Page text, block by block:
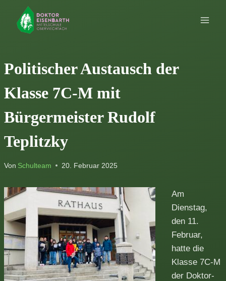
Inhalt
springen
Politischer Austausch der
Klasse 7C-M mit
Bürgermeister Rudolf
Teplitzky
Von Schulteam 20. Februar 2025
Am
Dienstag,
den 11.
Februar,
hatte die
Klasse 7C-M
der Doktor-